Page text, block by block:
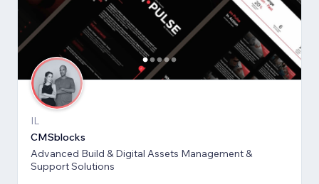
IL
CMSblocks
Advanced Build & Digital Assets Management &
Support Solutions